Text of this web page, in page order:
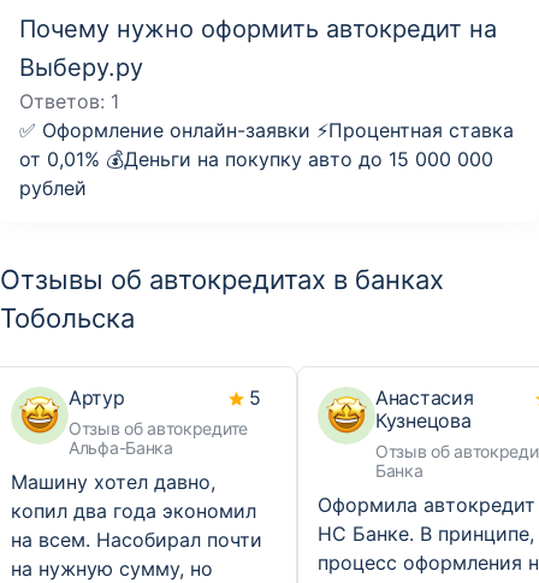
Почему нужно оформить автокредит на
Выберу.ру
Ответов: 1
✅ Оформление онлайн-заявки ⚡️Процентная ставка
от 0,01% 💰Деньги на покупку авто до 15 000 000
рублей
Отзывы об автокредитах в банках
Тобольска
Артур
Отзыв об автокредите
Альфа-Банка
5
Машину хотел давно,
копил два года экономил
на всем. Насобирал почти
на нужную сумму, но
Анастасия
Кузнецова
Отзыв об
Банка
Оформила автокредит
НС Банке. В принципе,
процесс оформления